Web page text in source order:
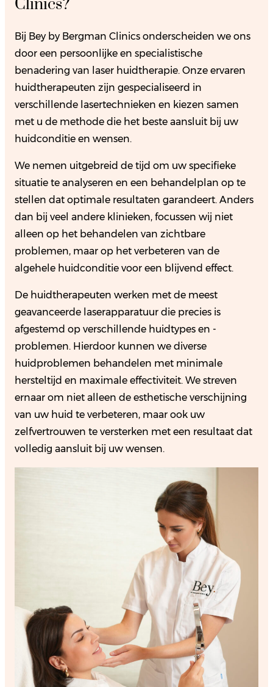
Clinics?
Bij Bey by Bergman Clinics onderscheiden we ons
door een persoonlijke en specialistische
benadering van laser huidtherapie. Onze ervaren
huidtherapeuten zijn gespecialiseerd in
verschillende lasertechnieken en kiezen samen
met u de methode die het beste aansluit bij uw
huidconditie en wensen.
We nemen uitgebreid de tijd om uw specifieke
situatie te analyseren en een behandelplan op te
stellen dat optimale resultaten garandeert. Anders
dan bij veel andere klinieken, focussen wij niet
alleen op het behandelen van zichtbare
problemen, maar op het verbeteren van de
algehele huidconditie voor een blijvend effect.
De huidtherapeuten werken met de meest
geavanceerde laserapparatuur die precies is
afgestemd op verschillende huidtypes en -
problemen. Hierdoor kunnen we diverse
huidproblemen behandelen met minimale
hersteltijd en maximale effectiviteit. We streven
ernaar om niet alleen de esthetische verschijning
van uw huid te verbeteren, maar ook uw
zelfvertrouwen te versterken met een resultaat dat
volledig aansluit bij uw wensen.